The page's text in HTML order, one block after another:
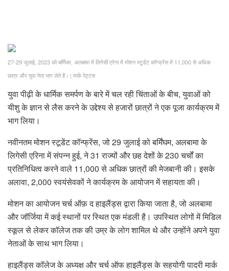
27-29 जुलाई, 2023 को बर्मिंघम, अलबामा में लिगेसी एरेना में मोशन स्टूडेंट कॉन्फ्रेंस में 11,000 से अधिक
छात्र और युवा नेता भाग लेते हैं। | मार्क पेट्टस
युवा पीढ़ी के धार्मिक समर्पण के बारे में चल रही चिंताओं के बीच, युवाओं को
यीशु के ज्ञान से लैस करने के उद्देश्य से हजारों छात्रों ने एक पूजा कार्यक्रम में
भाग लिया।
नवीनतम मोशन स्टूडेंट कॉन्फ्रेंस, जो 29 जुलाई को बर्मिंघम, अलबामा के
लिगेसी एरिना में संपन्न हुई, ने 31 राज्यों और छह देशों के 230 चर्चों का
प्रतिनिधित्व करने वाले 11,000 से अधिक छात्रों की मेजबानी की। इसके
अलावा, 2,000 स्वयंसेवकों ने कार्यक्रम के आयोजन में सहायता की।
मोशन का आयोजन चर्च ऑफ़ द हाइलैंड्स द्वारा किया जाता है, जो अलबामा
और जॉर्जिया में कई स्थानों पर स्थित एक मंडली है। उपस्थित लोगों में मिडिल
स्कूल से लेकर कॉलेज तक की उम्र के लोग शामिल थे और उन्होंने अपने युवा
नेताओं के साथ भाग लिया।
हाइलैंड्स कॉलेज के अध्यक्ष और चर्च ऑफ हाइलैंड्स के सहयोगी पादरी मार्क